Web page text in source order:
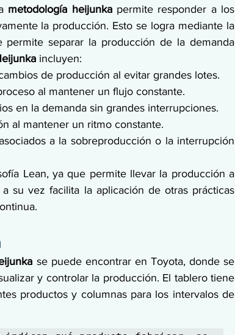
metodología heijunka permite responder a los
la producción. Esto se logra mediante la
separar la producción de la demanda
incluyen:
de producción al evitar grandes lotes.
al mantener un flujo constante.
en la demanda sin grandes interrupciones.
al mantener un ritmo constante.
a la sobreproducción o la interrupción
Lean, ya que permite llevar la producción a
su vez facilita la aplicación de otras prácticas
se puede encontrar en Toyota, donde se
y controlar la producción. El tablero tiene
productos y columnas para los intervalos de